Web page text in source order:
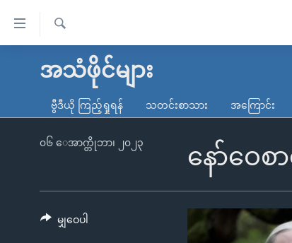
လွယ်ကူ
သည့်
မူလစာမျက်နှာ
ကမ္ဘာ့သတင်းများ
နိုင်ငံတကာ
တရုတ်
အစ္စရေး-ပါလက်စတိုင်း
ရပ်ဝန်းတခု လမ်းတခု အလွန်
အင်္ဂလိပ်စာလေ့လာမယ်
ရ
အသံဖိုင်များ
ဗွီဒီယို ကြည့်ရှုရန် သတင်းစာသား အကြောင်း
နော်ဝေ
၀၆ ေအာက္တိုဘာ၊ ၂၀၂၃
မျှဝေပါ